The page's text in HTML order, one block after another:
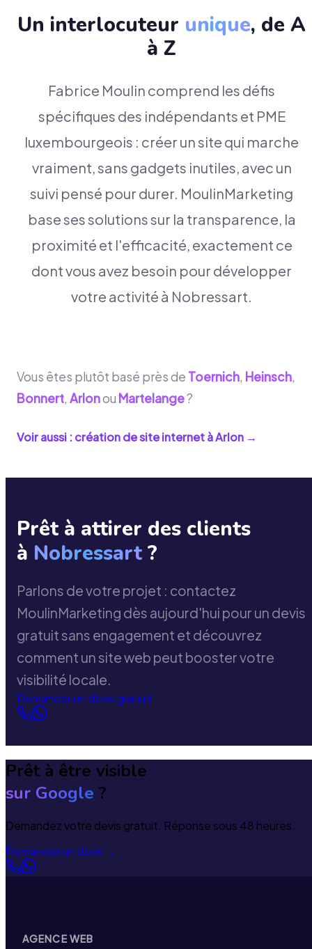
Un interlocuteur unique, de A
à Z
Fabrice Moulin comprend les défis
spécifiques des indépendants et PME
luxembourgeois : créer un site qui marche
vraiment, sans gadgets inutiles, avec un
suivi pensé pour durer. MoulinMarketing
base ses solutions sur la transparence, la
proximité et l'efficacité, exactement ce
dont vous avez besoin pour développer
votre activité à Nobressart.
Vous êtes plutôt basé près de Toernich, Heinsch,
Bonnert, Arlonou Martelange?
Voir aussi : création de site internet àArlon →
Prêt à attirer des clients
à Nobressart ?
Parlons de votre projet : contactez
MoulinMarketing dès aujourd'hui pour un devis
gratuit sans engagement et découvrez
comment un site web peut booster votre
visibilité locale.
Demander un devis gratuit→
Prêt à être visible
sur Google ?
Demandez votre devis gratuit. Réponse sous 48 heures.
Demander un devis→
AGENCE WEB